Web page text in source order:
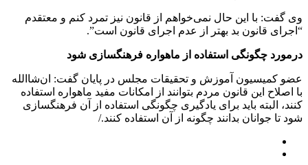
وی گفت: با این حال نمی‌خواهم از قانون نیز تمرد کنم و معتقدم
“اجرای قانون بد بهتر از عدم اجرای قانون است.”
درمورد چگونگی استفاده از ماهواره فرهنگسازی شود
عضو کمیسیون آموزش و تحقیقات مجلس در پایان گفت: ان‌شاالله
با اصلاح این قانون مردم بتوانند از امکانات مفید ماهواره استفاده
کنند، البته باید برای یادگیری چگونگی استفاده از آن فرهنگسازی
شود تا جوانان بدانند چگونه از آن استفاده کنند./